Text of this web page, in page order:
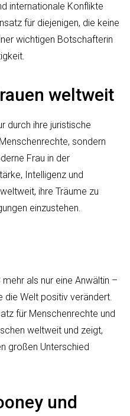
internationale Konflikte
für diejenigen, die keine
wichtigen Botschafterin
weltweit
durch ihre juristische
sondern
Frau in der
Intelligenz und
ihre Träume zu
einzustehen.
als nur eine Anwältin –
die Welt positiv verändert.
für Menschenrechte und
weltweit und zeigt,
großen Unterschied
und